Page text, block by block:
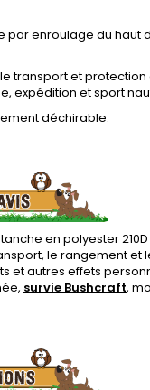
par enroulage du haut
transport et
expédition et sport
déchirable.
en polyester 210D
le rangement et
et autres effets
survie Bushcraft,